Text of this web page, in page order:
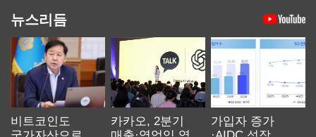
뉴스리듬
비트코인도
카카오, 2분기
가입자 증가